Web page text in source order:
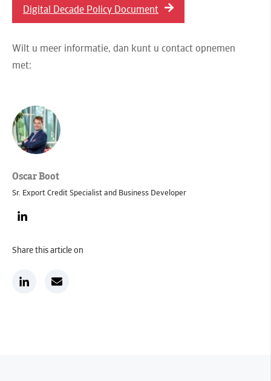
Digital Decade Policy Document
Wilt u meer informatie, dan kunt u contact opnemen
met:
Oscar Boot
Sr. Export Credit Specialist and Business Developer
Share this article on